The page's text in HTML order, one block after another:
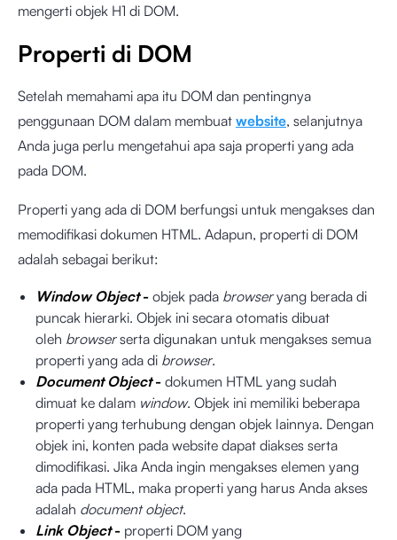
mengerti objek H1 di DOM.
Properti di DOM
Setelah memahami apa itu DOM dan pentingnya
penggunaan DOM dalam membuat website, selanjutnya
Anda juga perlu mengetahui apa saja properti yang ada
pada DOM.
Properti yang ada di DOM berfungsi untuk mengakses dan
memodifikasi dokumen HTML. Adapun, properti di DOM
adalah sebagai berikut:
Window Object- objek pada browseryang berada di
puncak hierarki. Objek ini secara otomatis dibuat
oleh browserserta digunakan untuk mengakses semua
properti yang ada di browser.
Document Object- dokumen HTML yang sudah
dimuat ke dalam window. Objek ini memiliki beberapa
properti yang terhubung dengan objek lainnya. Dengan
objek ini, konten pada website dapat diakses serta
dimodifikasi. Jika Anda ingin mengakses elemen yang
ada pada HTML, maka properti yang harus Anda akses
adalah document object.
Link Object- properti DOM yang